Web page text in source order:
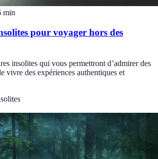
min
pour voyager hors des
insolites qui vous permettront d’admirer des
vivre des expériences authentiques et